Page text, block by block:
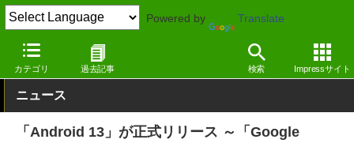
Powered by Translate
カテゴリ 過去記事 検索 Impressサイト
窓の杜 システム・ファイル Android
ニュース
「Android 13」が正式リリース ～「Google